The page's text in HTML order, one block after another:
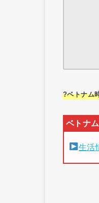
?ベトナム
生活